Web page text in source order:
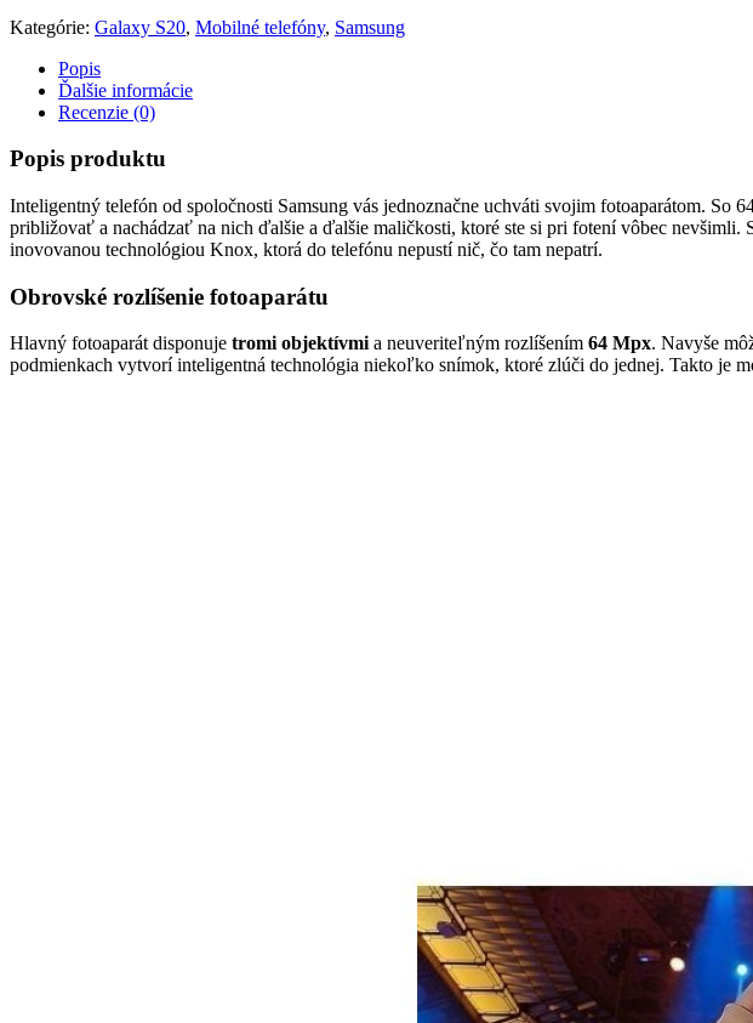
Kategórie: Galaxy S20, Mobilné telefóny, Samsung
Popis
Ďalšie informácie
Recenzie (0)
Popis produktu
Inteligentný telefón od spoločnosti Samsung vás jednoznačne uchváti svojim fotoaparátom.
približovať a nachádzať na nich ďalšie a ďalšie maličkosti, ktoré ste si pri fotení vôbec
inovovanou technológiou Knox, ktorá do telefónu nepustí nič, čo tam nepatrí.
Obrovské rozlíšenie fotoaparátu
Hlavný fotoaparát disponuje tromi objektívmia neuveriteľným rozlíšením 64 Mpx. Navyše
podmienkach vytvorí inteligentná technológia niekoľko snímok, ktoré zlúči do jednej. Takto je